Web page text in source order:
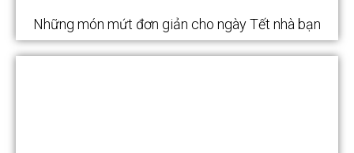
Những món mứt đơn giản cho ngày Tết nhà bạn